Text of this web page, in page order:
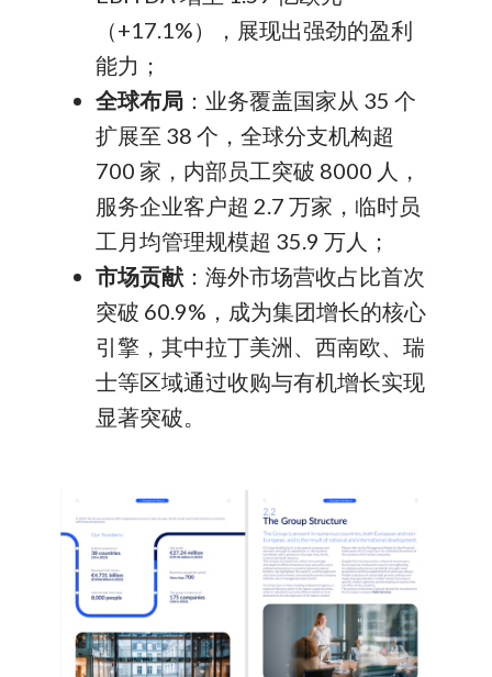
（+17.1%），展现出强劲的盈利
能力；
全球布局：业务覆盖国家从 35 个
扩展至 38 个，全球分支机构超
700 家，内部员工突破 8000 人，
服务企业客户超 2.7 万家，临时员
工月均管理规模超 35.9 万人；
市场贡献：海外市场营收占比首次
突破 60.9%，成为集团增长的核心
引擎，其中拉丁美洲、西南欧、瑞
士等区域通过收购与有机增长实现
显著突破。